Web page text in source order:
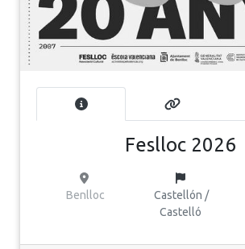
Feslloc 2026
Benlloc
Castellón /
Castelló